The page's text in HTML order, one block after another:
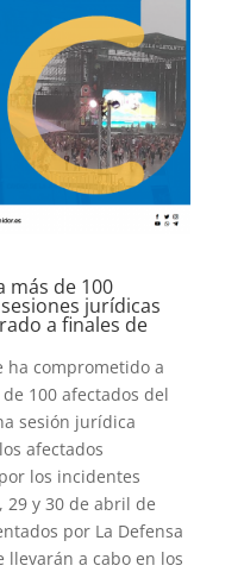
más de 100
jurídicas
a finales de
ha comprometido a
100 afectados del
sesión jurídica
afectados
los incidentes
y 30 de abril de
por La Defensa
llevarán a cabo en los